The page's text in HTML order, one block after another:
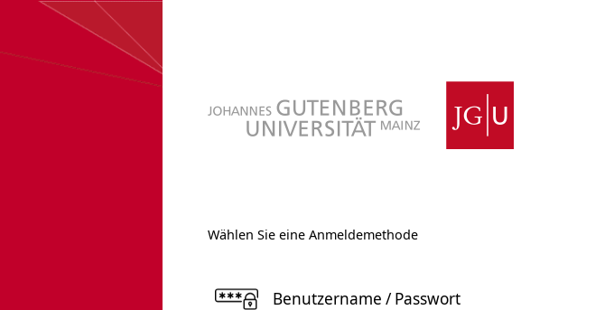
Wählen Sie eine Anmeldemethode
Benutzername / Passwort